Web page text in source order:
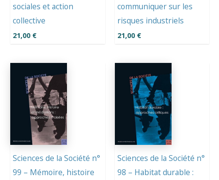
sociales et action
collective
21,00 €
communiquer sur les
risques industriels
21,00 €
Sciences de la Société n°
99 – Mémoire, histoire
Sciences de la Société n°
98 – Habitat durable :